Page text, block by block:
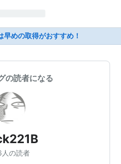
早めの取得がおすすめ！
の読者になる
人の読者